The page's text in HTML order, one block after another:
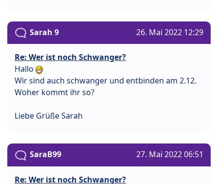
Sarah 9 26. Mai 2022 12:29
Re: Wer ist noch Schwanger?
Hallo
Wir sind auch schwanger und entbinden am 2.12.
Woher kommt ihr so?
Liebe Grüße Sarah
SaraB99 27. Mai 2022 06:51
Re: Wer ist noch Schwanger?